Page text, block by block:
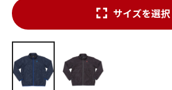
サイズを選択